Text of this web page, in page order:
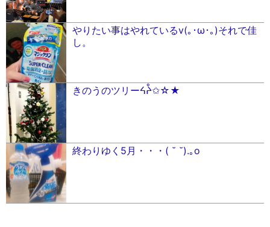
やりたい事はやれているv(｡･ω･｡)それで佳
し。
きのうのツリーᔦᔧ✩☆★
終わりゆく5月・・・( ˘ ˘).｡o